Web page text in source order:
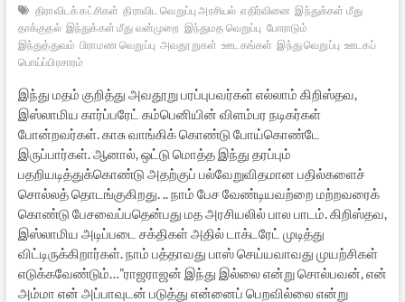
திராவிடக் கட்சிகள் திராவிட வெறுப்பு அரசியல் எதிர்வினை இந்துக்கள் மீது
தாக்குதல் இந்துக்கள் மீது வன்முறை இந்துமத வெறுப்பு போராடும்
இந்துத்துவம் பிராமண வெறுப்பு அவதூறுகள் ஊடகங்கள் இந்து வெறுப்பு ஊடகப்
பொய்ப்பிரசாரம்
இந்து மதம் குறித்து அவதூறு பரப்புபவர்கள் எல்லாம் கிறிஸ்தவ,
இஸ்லாமிய கார்ப்பரேட் கம்பெனியின் விளம்பர நடிகர்கள்
போன்றவர்கள். காசு வாங்கிக் கொண்டு போய்கொண்டே
இருப்பார்கள். ஆனால், ஒட்டு மொத்த இந்து தரப்பும்
பதறியடித்துக்கொண்டு அதற்குப் பல்வேறுவிதமான பதில்களைச்
சொல்லத் தொடங்குகிறது. .. நாம் பேச வேண்டியவற்றை மற்றவரைக்
கொண்டு பேசவைப்பதென்பது மத அரசியலில் பால பாடம். கிறிஸ்தவ,
இஸ்லாமிய அடிப்படை சக்திகள் அதில் டாக்டரேட் முடித்து
விட்டிருக்கிறார்கள். நாம் பத்தாவது பாஸ் செய்யவாவது முயற்சிகள்
எடுக்கவேண்டும்…”ராஜராஜன் இந்து இல்லை என்று சொல்பவன், என்
அம்மா என் அப்பாவுடன் படுத்து என்னைப் பெறவில்லை என்று